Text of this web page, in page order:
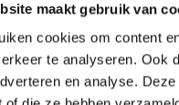
maakt gebruik van
cookies om content
te analyseren. Ook
en analyse.